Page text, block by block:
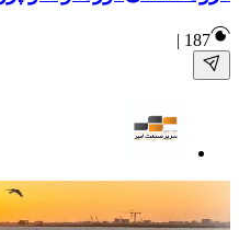
187
|